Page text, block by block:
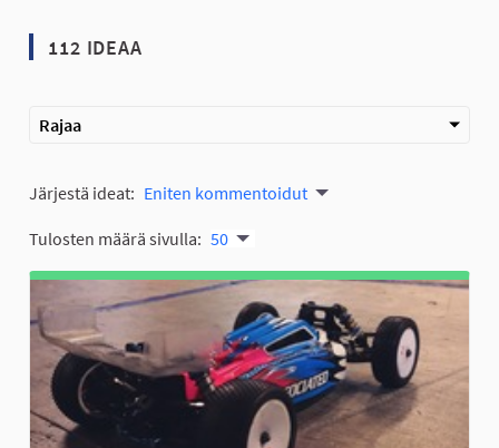
112 IDEAA
Rajaa
Järjestä ideat: Eniten kommentoidut
Tulosten määrä sivulla: 50